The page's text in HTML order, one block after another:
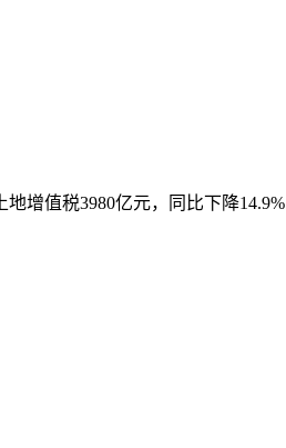
增值税3980亿元，同比下降14.9%